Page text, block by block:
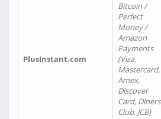
PlusInstant.com
Bitcoin /
Perfect
Money /
Amazon
Payments
(Visa,
Mastercard,
Amex,
Discover
Card, Diners
Club, JCB)